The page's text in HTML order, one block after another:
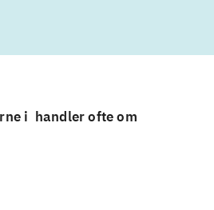
i handler ofte om